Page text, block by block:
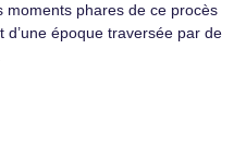
moments phares de ce procès
époque traversée par de